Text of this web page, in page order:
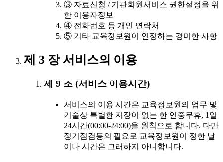
③ 자료신청 / 기관회원서비스 권한설정을 위
한 이용자정보
④ 전화번호 등 개인 연락처
⑤ 기타 교육정보원이 인정하는 경미한 사항
제 3 장 서비스의 이용
제 9 조 (서비스 이용시간)
서비스의 이용 시간은 교육정보원의 업무 및
기술상 특별한 지장이 없는 한 연중무휴, 1일
24시간(00:00-24:00)을 원칙으로 합니다. 다만
정기점검등의 필요로 교육정보원이 정한 날
이나 시간은 그러하지 아니합니다.